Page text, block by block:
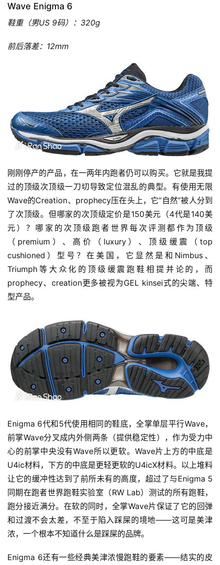
比
赛
观
察
装
备
练
Wave Enigma 6
鞋重（男US 9码）：320g
前后落差：12mm
刚刚停产的产品，在一两年内跑者仍可以购买。它就是我提
过的顶级次顶级一刀切导致定位混乱的典型。有使用无限
Wave的Creation、prophecy压在头上，它“自然”被人分到
了次顶级。但哪家的次顶级定价是150美元（4代是140美
元）？哪家的次顶级跑者世界每次评测都作为顶级
（premium）、高价（luxury）、顶级缓震（top
cushioned）型号？在美国，它显然是和Nimbus、
Triumph等大众化的顶级缓震跑鞋相提并论的，而
prophecy、creation更多被视为GEL kinsei式的尖端、特
型产品。
Enigma 6代和5代使用相同的鞋底，全掌单层平行Wave，
前掌Wave分叉成内外侧两条（提供稳定性），作为受力中
心的前掌中央没有Wave所以更软。Wave片上方的中底是
U4ic材料，下方的中底是更轻更软的U4icX材料。以上堆料
让它的缓冲性达到了前所未有的高度，超过了与Enigma 5
同期在跑者世界跑鞋实验室（RW Lab）测试的所有跑鞋，
跑分接近满分。在软的同时，全掌Wave片保证了它的回弹
和过渡不会太差，不至于陷入踩屎的境地——这可是美津
浓，一个根本不知道什么是踩屎的品牌。
Enigma 6还有一些经典美津浓慢跑鞋的要素——结实的皮